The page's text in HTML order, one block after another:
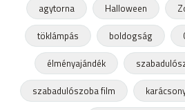
agytorna
Halloween
töklámpás
boldogság
élményajándék
szabadulószoba film